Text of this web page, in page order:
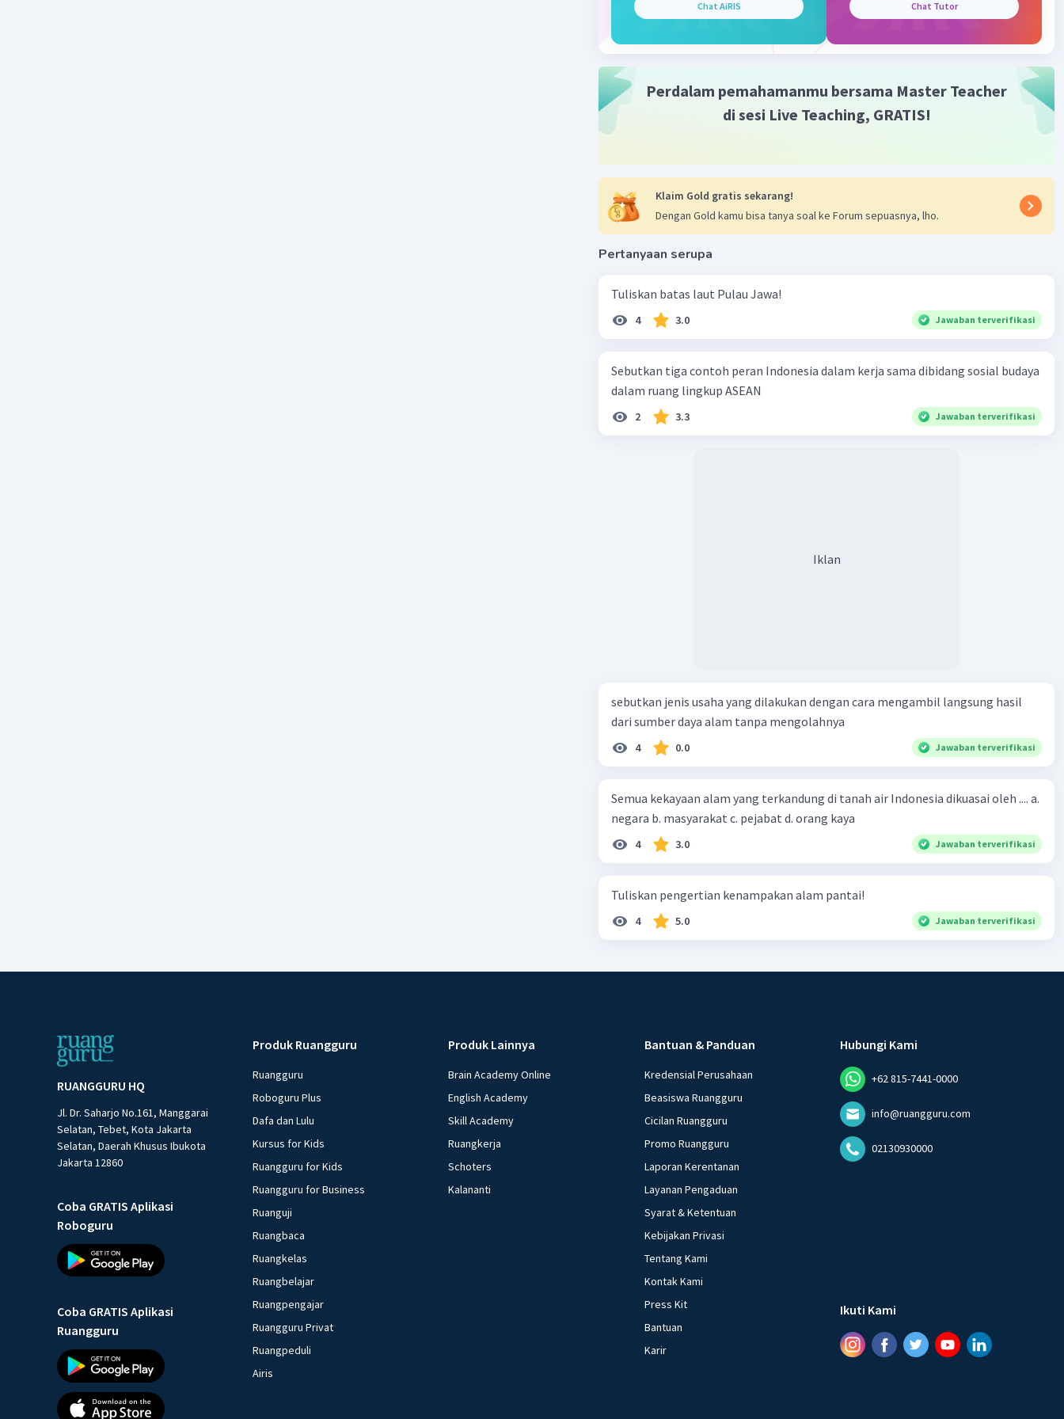
Chat AiRIS Chat Tutor
Perdalam pemahamanmu bersama Master Teacher
di sesi Live Teaching, GRATIS!
Klaim Gold gratis sekarang!
Dengan Gold kamu bisa tanya soal ke Forum sepuasnya, lho.
Pertanyaan serupa
Tuliskan batas laut Pulau Jawa!
4 3.0 Jawaban terverifikasi
Sebutkan tiga contoh peran Indonesia dalam kerja sama dibidang sosial budaya
dalam ruang lingkup ASEAN
2 3.3 Jawaban terverifikasi
Iklan
sebutkan jenis usaha yang dilakukan dengan cara mengambil langsung hasil
dari sumber daya alam tanpa mengolahnya
4 0.0 Jawaban terverifikasi
Semua kekayaan alam yang terkandung di tanah air Indonesia dikuasai oleh .... a.
negara b. masyarakat c. pejabat d. orang kaya
4 3.0 Jawaban terverifikasi
Tuliskan pengertian kenampakan alam pantai!
4 5.0 Jawaban terverifikasi
RUANGGURU HQ
Jl. Dr. Saharjo No.161, Manggarai
Selatan, Tebet, Kota Jakarta
Selatan, Daerah Khusus Ibukota
Jakarta 12860
Coba GRATIS Aplikasi
Roboguru
Coba GRATIS Aplikasi
Ruangguru
Produk Ruangguru
Ruangguru
Roboguru Plus
Dafa dan Lulu
Kursus for Kids
Ruangguru for Kids
Ruangguru for Business
Ruanguji
Ruangbaca
Ruangkelas
Ruangbelajar
Ruangpengajar
Ruangguru Privat
Ruangpeduli
Airis
Produk Lainnya
Brain Academy Online
English Academy
Skill Academy
Ruangkerja
Schoters
Kalananti
Bantuan & Panduan
Kredensial Perusahaan
Beasiswa Ruangguru
Cicilan Ruangguru
Promo Ruangguru
Laporan Kerentanan
Layanan Pengaduan
Syarat & Ketentuan
Kebijakan Privasi
Tentang Kami
Kontak Kami
Press Kit
Bantuan
Karir
Hubungi Kami
+62 815-7441-0000
info@ruangguru.com
02130930000
Ikuti Kami